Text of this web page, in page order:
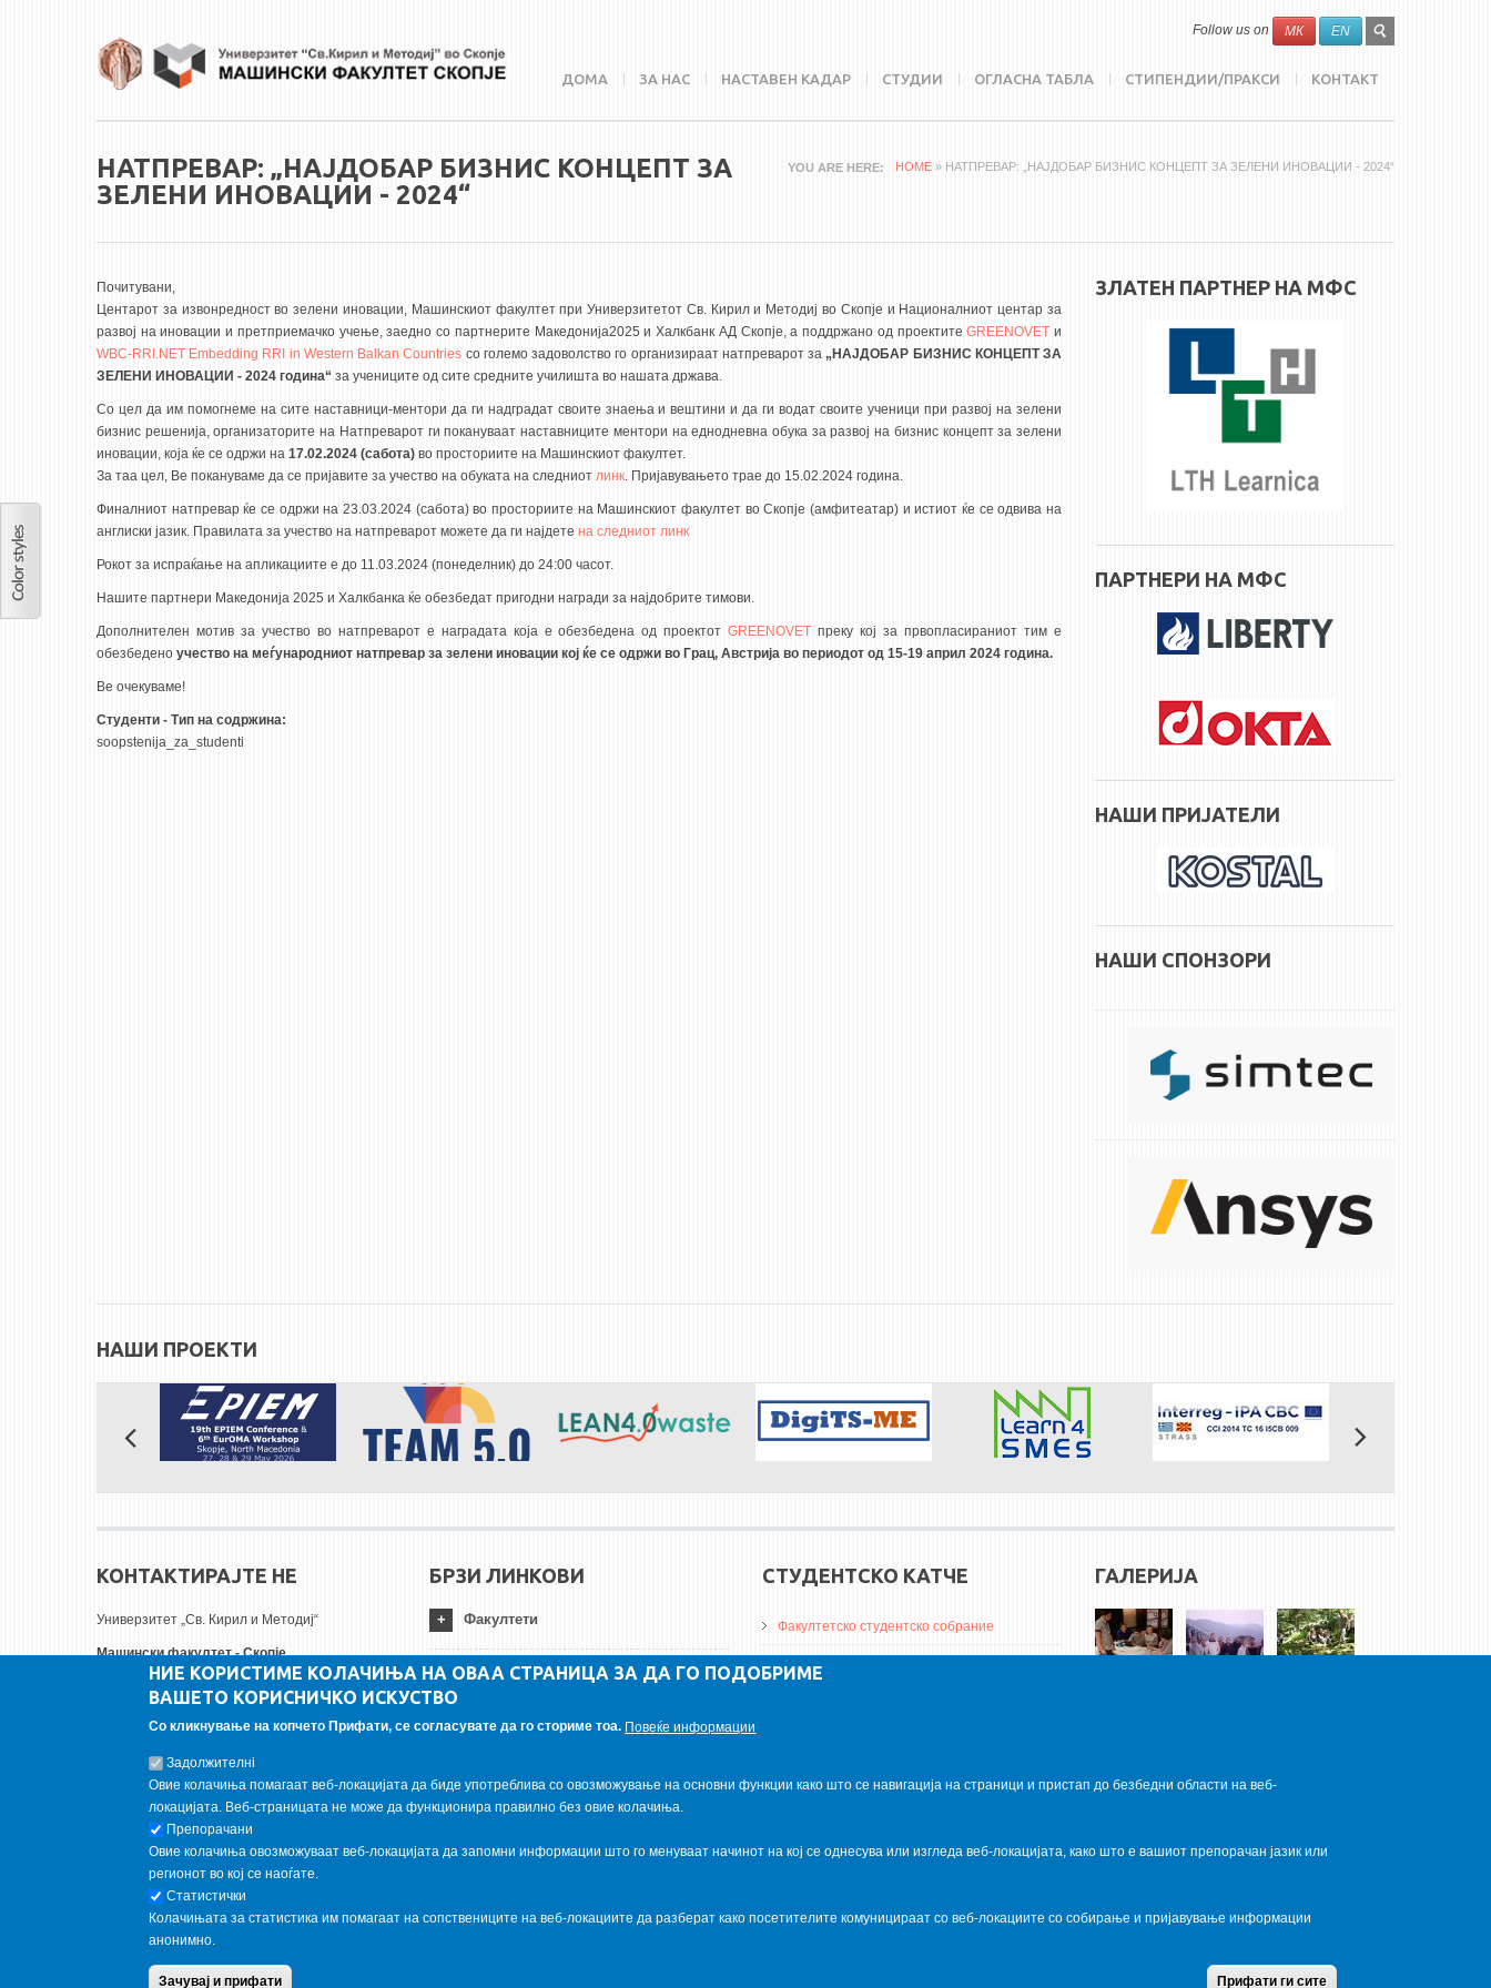
SEARCH
FORM
Search
Follow us on МК EN
ДОМА ЗА НАС НАСТАВЕН КАДАР СТУДИИ ОГЛАСНА ТАБЛА СТИПЕНДИИ/ПРАКСИ КОНТАКТ
YOU ARE HERE HOME » НАТПРЕВАР: „НАЈДОБАР БИЗНИС КОНЦЕПТ ЗА ЗЕЛЕНИ ИНОВАЦИИ - 2024“
НАТПРЕВАР: „НАЈДОБАР БИЗНИС КОНЦЕПТ ЗА
ЗЕЛЕНИ ИНОВАЦИИ - 2024“
Почитувани,
Центарот за извонредност во зелени иновации, Машинскиот факултет при Универзитетот Св. Кирил и Методиј во Скопје и Националниот центар за
развој на иновации и претприемачко учење, заедно со партнерите Македонија2025 и Халкбанк АД Скопје, а поддржано од проектитеGREENOVETи
WBC-RRI.NET Embedding RRI in Western Balkan Countries со големо задоволство го организираат натпреварот за „НАЈДОБАР БИЗНИС КОНЦЕПТ ЗА
ЗЕЛЕНИ ИНОВАЦИИ - 2024 година“ за учениците од сите средните училишта во нашата држава.
Со цел да им помогнеме на сите наставници-ментори да ги надградат своите знаења и вештини и да ги водат своите ученици при развој на зелени
бизнис решенија, организаторите на Натпреварот ги покануваат наставниците ментори на еднодневна обука за развој на бизнис концепт за зелени
иновации, која ќе се одржи на 17.02.2024 (сабота) во просториите на Машинскиот факултет.
За таа цел, Ве покануваме да се пријавите за учество на обуката на следниот линк. Пријавувањето трае до 15.02.2024 година.
Финалниот натпревар ќе се одржи на 23.03.2024 (сабота) во просториите на Машинскиот факултет во Скопје (амфитеатар) и истиот ќе се одвива на
англиски јазик. Правилата за учество на натпреварот можете да ги најдете на следниот линк
Рокот за испраќање на апликациите е до 11.03.2024 (понеделник) до 24:00 часот.
Нашите партнери Македонија 2025 и Халкбанка ќе обезбедат пригодни награди за најдобрите тимови.
Дополнителен мотив за учество во натпреварот е наградата која е обезбедена од проектотGREENOVETпреку кој за првопласираниот тим е
обезбедено учество на меѓународниот натпревар за зелени иновации кој ќе се одржи во Грац, Австрија во периодот од 15-19 април 2024 година.
Ве очекуваме!
Студенти - Тип на содржина:
soopstenija_za_studenti
ЗЛАТЕН ПАРТНЕР НА МФС
ПАРТНЕРИ НА МФС
НАШИ ПРИЈАТЕЛИ
НАШИ СПОНЗОРИ
НАШИ ПРОЕКТИ
КОНТАКТИРАЈТЕ НЕ
Универзитет „Св. Кирил и Методиј“
Машински факултет - Скопје
Руѓер Бошковиќ бр.18
1000 Скопје, Република Северна Македонија
+ 389 2 3099-200
Е-пошта:contact@mf.edu.mk
FOLLOW US
Follow us on:
БРЗИ ЛИНКОВИ
Факултети
Универзитети
Институции
СТУДЕНТСКО КАТЧЕ
Факултетско студентско собрание
ДА Винчи магазин
ГАЛЕРИЈА
Copyright © 2013 Garnet All Rights Reserved. Designed by Terms condition Privacy Policy
НИЕ КОРИСТИМЕ КОЛАЧИЊА НА ОВАА СТРАНИЦА ЗА ДА ГО ПОДОБРИМЕ
ВАШЕТО КОРИСНИЧКО ИСКУСТВО
Со кликнување на копчето Прифати, се согласувате да го сториме тоа. Повеќе информации
Задолжителнi
Овие колачиња помагаат веб-локацијата да биде употреблива со овозможување на основни функции како што се навигација на страници и пристап до безбедни области на веб-
локацијата. Веб-страницата не може да функционира правилно без овие колачиња.
Препорачани
Овие колачиња овозможуваат веб-локацијата да запомни информации што го менуваат начинот на кој се однесува или изгледа веб-локацијата, како што е вашиот препорачан јазик или
регионот во кој се наоѓате.
Статистички
Колачињата за статистика им помагаат на сопствениците на веб-локациите да разберат како посетителите комуницираат со веб-локациите со собирање и пријавување информации
анонимно.
Зачувај и прифати Прифати ги сите